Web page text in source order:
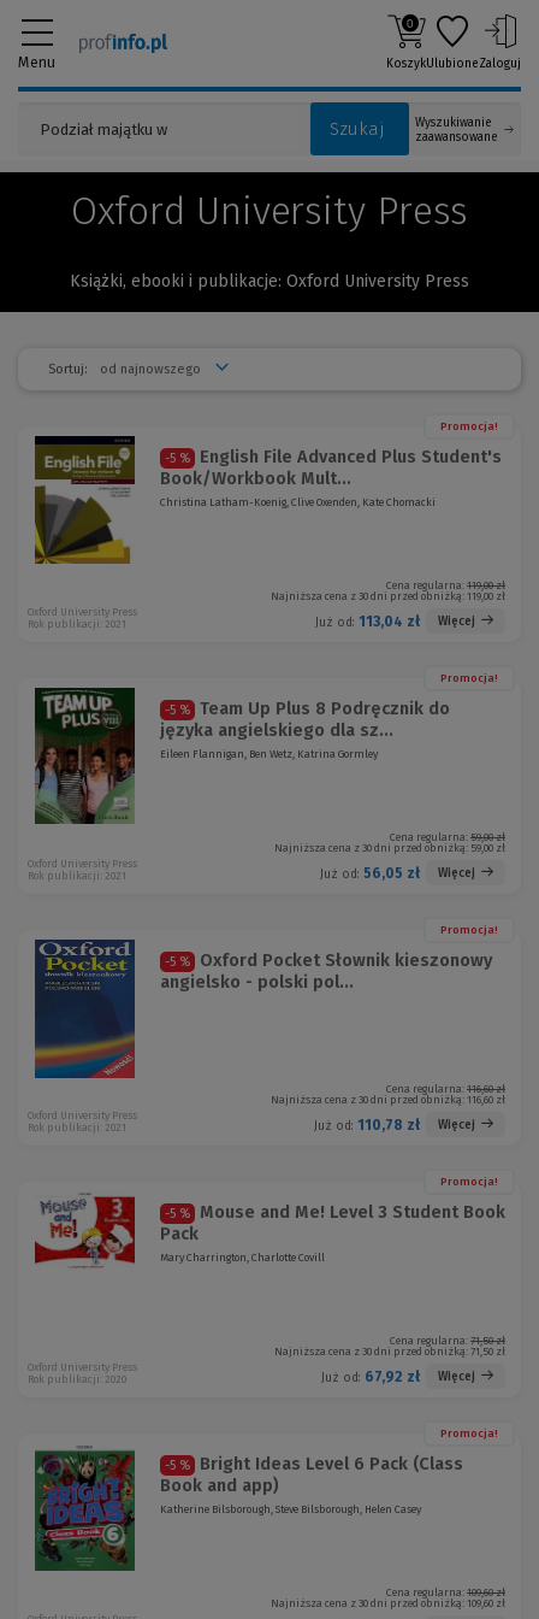
Menu
Szukaj
Wyszukiwanie
zaawansowane
0
KoszykUlubioneZaloguj
Oxford University Press
Książki, ebooki i publikacje: Oxford University Press
Sortuj:
Promocja!
-5 %
English File Advanced Plus Student's
Book/Workbook Mult...
Christina Latham-Koenig, Clive Oxenden, Kate Chomacki
Cena regularna: 119,00 zł
Najniższa cena z 30 dni przed obniżką: 119,00 zł
Już od: 113,04 zł Więcej
Oxford University Press
Rok publikacji: 2021
Promocja!
-5 %
Team Up Plus 8 Podręcznik do
języka angielskiego dla sz...
Eileen Flannigan, Ben Wetz, Katrina Gormley
Cena regularna: 59,00 zł
Najniższa cena z 30 dni przed obniżką: 59,00 zł
Już od: 56,05 zł Więcej
Oxford University Press
Rok publikacji: 2021
Promocja!
-5 %
Oxford Pocket Słownik kieszonowy
angielsko - polski pol...
Cena regularna: 116,60 zł
Najniższa cena z 30 dni przed obniżką: 116,60 zł
Już od: 110,78 zł Więcej
Oxford University Press
Rok publikacji: 2021
Promocja!
-5 %
Mouse and Me! Level 3 Student Book
Pack
Mary Charrington, Charlotte Covill
Cena regularna: 71,50 zł
Najniższa cena z 30 dni przed obniżką: 71,50 zł
Już od: 67,92 zł Więcej
Oxford University Press
Rok publikacji: 2020
Promocja!
-5 %
Bright Ideas Level 6 Pack (Class
Book and app)
Katherine Bilsborough, Steve Bilsborough, Helen Casey
Cena regularna: 109,60 zł
Najniższa cena z 30 dni przed obniżką: 109,60 zł